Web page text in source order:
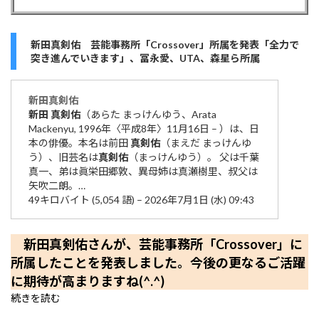
新田真剣佑 芸能事務所「Crossover」所属を発表「全力で
突き進んでいきます」、冨永愛、UTA、森星ら所属
新田真剣佑
新田 真剣佑（あらた まっけんゆう、Arata
Mackenyu, 1996年〈平成8年〉11月16日 – ）は、日
本の俳優。本名は前田 真剣佑（まえだ まっけんゆ
う）、旧芸名は真剣佑（まっけんゆう）。 父は千葉
真一、弟は眞栄田郷敦、異母姉は真瀬樹里、叔父は
矢吹二朗。…
49キロバイト (5,054 語) – 2026年7月1日 (水) 09:43
新田真剣佑さんが、芸能事務所「Crossover」に
所属したことを発表しました。今後の更なるご活躍
に期待が高まりますね(^.^)
続きを読む